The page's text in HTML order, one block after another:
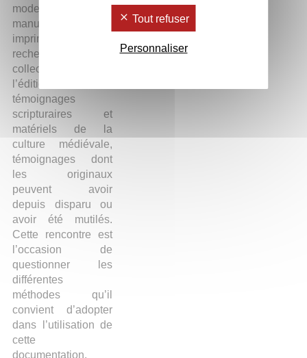
modernes,
manuscrites et
imprimées, pour la
recherche, la
collecte, l’analyse et
l’édition de
témoignages
scripturaires et
matériels de la
culture médiévale,
témoignages dont
les originaux
peuvent avoir
depuis disparu ou
avoir été mutilés.
Cette rencontre est
l’occasion de
questionner les
différentes
méthodes qu’il
convient d’adopter
dans l’utilisation de
cette
documentation.
Tout refuser
Personnaliser